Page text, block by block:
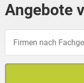
Angebote